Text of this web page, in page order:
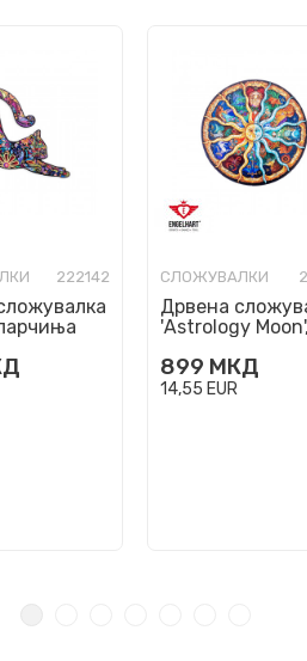
222142 СЛОЖУВАЛКИ
Дрвена
'Astrology
899 МКД
14,55 EUR